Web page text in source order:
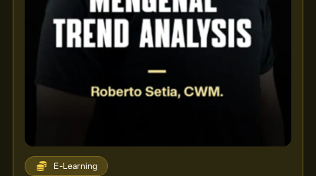
E-Learning